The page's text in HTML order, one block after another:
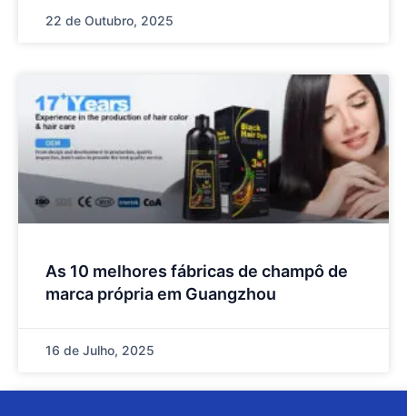
22 de Outubro, 2025
As 10 melhores fábricas de champô de
marca própria em Guangzhou
16 de Julho, 2025